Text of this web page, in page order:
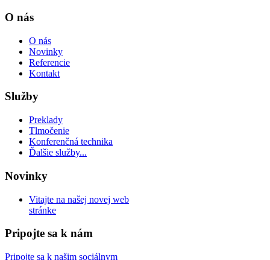
O nás
O nás
Novinky
Referencie
Kontakt
Služby
Preklady
Tlmočenie
Konferenčná technika
Ďalšie služby...
Novinky
Vitajte na našej novej web
stránke
Pripojte sa k nám
Pripojte sa k našim sociálnym